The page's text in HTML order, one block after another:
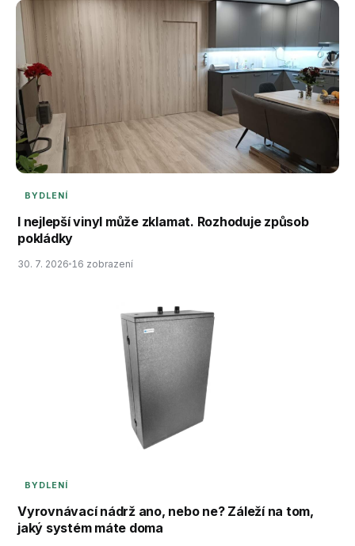
BYDLENÍ
I nejlepší vinyl může zklamat. Rozhoduje způsob
pokládky
30. 7. 2026 16 zobrazení
BYDLENÍ
Vyrovnávací nádrž ano, nebo ne? Záleží na tom,
jaký systém máte doma